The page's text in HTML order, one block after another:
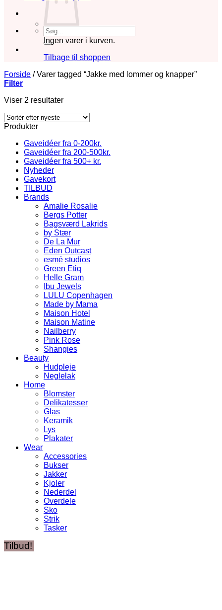
Søg
efter:
Ingen varer i kurven.
Tilbage til shoppen
Forside /Varer tagged “Jakke med lommer og knapper”
Filter
Viser 2 resultaterSorteret
seneste
Produkter
Gaveidéer fra 0-200kr.
Gaveidéer fra 200-500kr.
Gaveidéer fra 500+ kr.
Nyheder
Gavekort
TILBUD
Brands
Amalie Rosalie
Bergs Potter
Bagsværd Lakrids
by Stær
De La Mur
Eden Outcast
esmé studios
Green Etiq
Helle Gram
Ibu Jewels
LULU Copenhagen
Made by Mama
Maison Hotel
Maison Matine
Nailberry
Pink Rose
Shangies
Beauty
Hudpleje
Neglelak
Home
Blomster
Delikatesser
Glas
Keramik
Lys
Plakater
Wear
Accessories
Bukser
Jakker
Kjoler
Nederdel
Overdele
Sko
Strik
Tasker
Tilbud!